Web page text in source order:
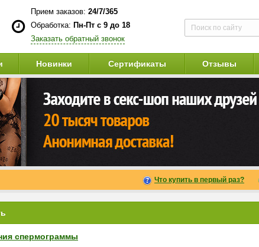
Прием заказов: 24/7/365
Обработка: Пн-Пт с 9 до 18
Заказать обратный звонок
Новинки Сертификаты Отзывы
Что купить в первый раз?
спермограммы